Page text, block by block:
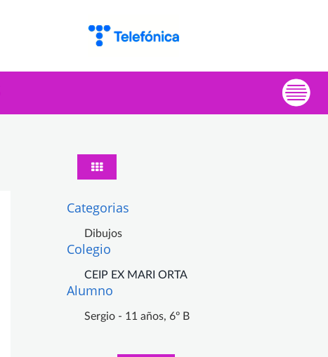
Categorias
Dibujos
Colegio
CEIP EX MARI ORTA
Alumno
Sergio - 11 años, 6º B